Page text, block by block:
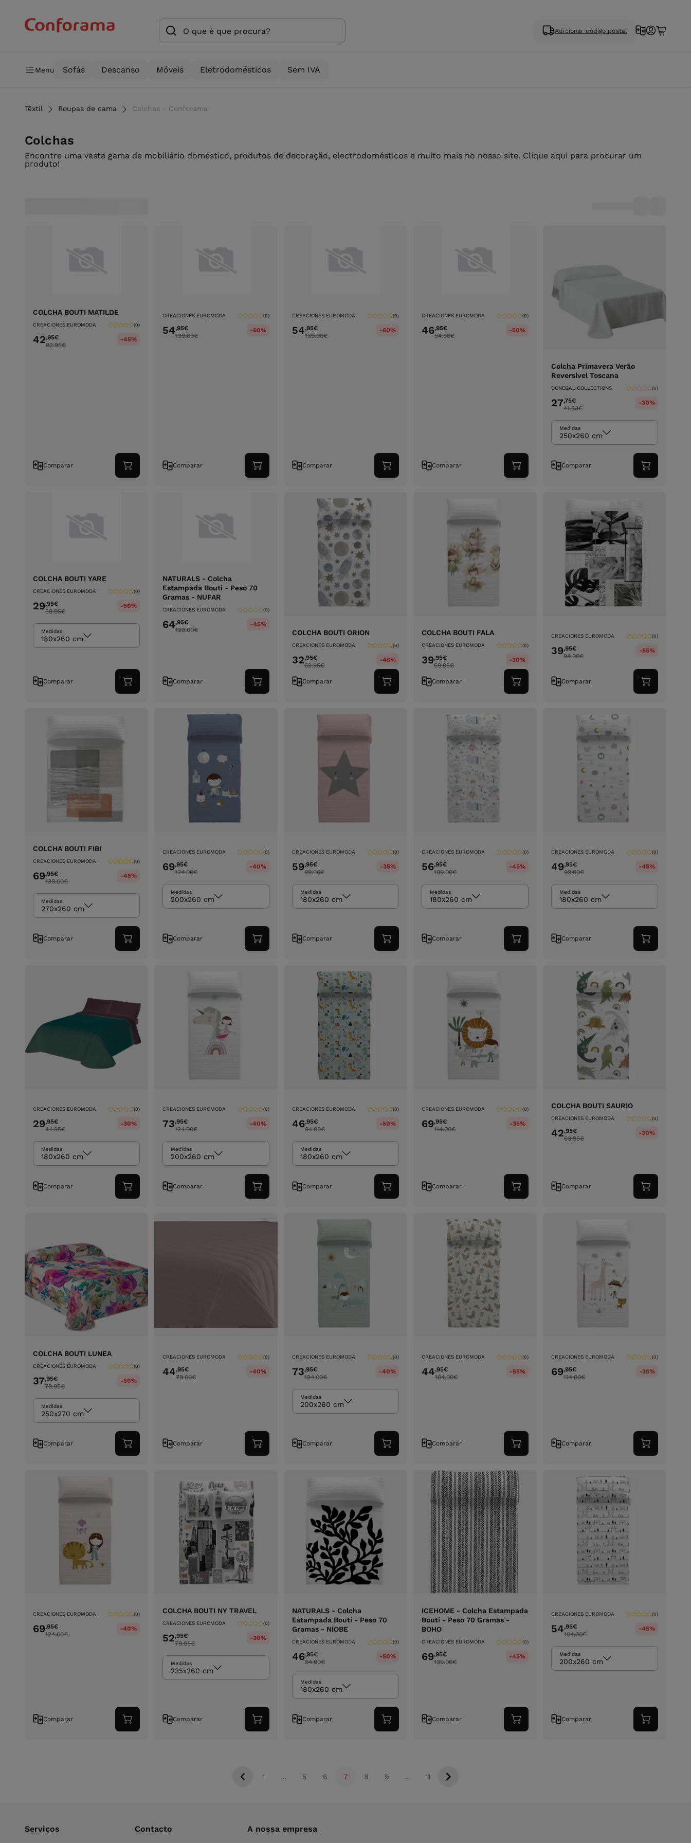
Adicionar código postal
Menu Sofás Descanso Móveis Eletrodomésticos Sem IVA
Têxtil Roupas de cama Colchas - Conforama
Colchas
Encontre uma vasta gama de mobiliário doméstico, produtos de decoração, electrodomésticos e muito mais no nosso site. Clique aqui para procurar um
produto!
COLCHA BOUTI MATILDE
CREACIONES EUROMODA (0)
42,95€
82.95€
-45%
Comparar
Adicionar
ao
CREACIONES EUROMODA (0)
54,95€
139.00€
-60%
Comparar
Adicionar
ao
CREACIONES EUROMODA (0)
54,95€
139.00€
-60%
Comparar
Adicionar
ao
CREACIONES EUROMODA (0)
46,95€
94.00€
-50%
Comparar
Adicionar
ao
Colcha Primavera Verão
Reversível Toscana
DONEGAL COLLECTIONS (0)
27,75€
41.63€
-30%
Medidas
250x260 cm
Comparar
Adicionar
ao
COLCHA BOUTI YARE
CREACIONES EUROMODA (0)
29,95€
59.95€
-50%
Medidas
180x260 cm
Comparar
Adicionar
ao
NATURALS - Colcha
Estampada Bouti - Peso 70
Gramas - NUFAR
CREACIONES EUROMODA (0)
64,95€
129.00€
-45%
Comparar
Adicionar
ao
COLCHA BOUTI ORION
CREACIONES EUROMODA (0)
32,95€
63.95€
-45%
Comparar
Adicionar
ao
COLCHA BOUTI FALA
CREACIONES EUROMODA (0)
39,95€
59.95€
-30%
Comparar
Adicionar
ao
CREACIONES EUROMODA (0)
39,95€
94.00€
-55%
Comparar
Adicionar
ao
COLCHA BOUTI FIBI
CREACIONES EUROMODA (0)
69,95€
139.00€
-45%
Medidas
270x260 cm
Comparar
Adicionar
ao
CREACIONES EUROMODA (0)
69,95€
124.00€
-40%
Medidas
200x260 cm
Comparar
Adicionar
ao
CREACIONES EUROMODA (0)
59,95€
99.00€
-35%
Medidas
180x260 cm
Comparar
Adicionar
ao
CREACIONES EUROMODA (0)
56,95€
109.00€
-45%
Medidas
180x260 cm
Comparar
Adicionar
ao
CREACIONES EUROMODA (0)
49,95€
99.00€
-45%
Medidas
180x260 cm
Comparar
Adicionar
ao
CREACIONES EUROMODA (0)
29,95€
44.95€
-30%
Medidas
180x260 cm
Comparar
Adicionar
ao
CREACIONES EUROMODA (0)
73,95€
124.00€
-40%
Medidas
200x260 cm
Comparar
Adicionar
ao
CREACIONES EUROMODA (0)
46,95€
94.00€
-50%
Medidas
180x260 cm
Comparar
Adicionar
ao
CREACIONES EUROMODA (0)
69,95€
114.00€
-35%
Comparar
Adicionar
ao
COLCHA BOUTI SAURIO
CREACIONES EUROMODA (0)
42,95€
63.95€
-30%
Comparar
Adicionar
ao
COLCHA BOUTI LUNEA
CREACIONES EUROMODA (0)
37,95€
79.95€
-50%
Medidas
250x270 cm
Comparar
Adicionar
ao
CREACIONES EUROMODA (0)
44,95€
79.00€
-40%
Comparar
Adicionar
ao
CREACIONES EUROMODA (0)
73,95€
124.00€
-40%
Medidas
200x260 cm
Comparar
Adicionar
ao
CREACIONES EUROMODA (0)
44,95€
104.00€
-55%
Comparar
Adicionar
ao
CREACIONES EUROMODA (0)
69,95€
114.00€
-35%
Comparar
Adicionar
ao
CREACIONES EUROMODA (0)
69,95€
124.00€
-40%
Comparar
Adicionar
ao
COLCHA BOUTI NY TRAVEL
CREACIONES EUROMODA (0)
52,95€
79.95€
-30%
Medidas
235x260 cm
Comparar
Adicionar
ao
NATURALS - Colcha
Estampada Bouti - Peso 70
Gramas - NIOBE
CREACIONES EUROMODA (0)
46,95€
94.00€
-50%
Medidas
180x260 cm
Comparar
Adicionar
ao
ICEHOME - Colcha Estampada
Bouti - Peso 70 Gramas -
BOHO
CREACIONES EUROMODA (0)
69,95€
139.00€
-45%
Comparar
Adicionar
ao
CREACIONES EUROMODA (0)
54,95€
104.00€
-45%
Medidas
200x260 cm
Comparar
Adicionar
ao
1 ... 5 6 7 8 9 ... 11
Serviços Contacto A nossa empresa